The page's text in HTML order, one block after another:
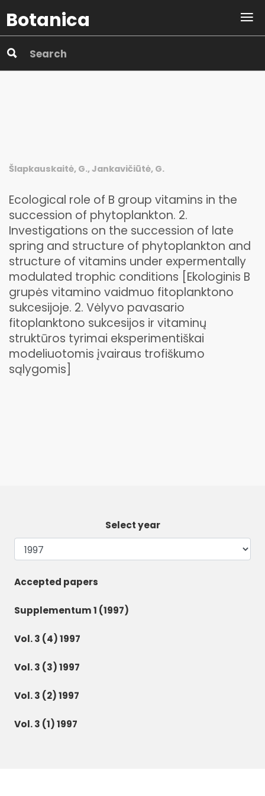
Botanica
Šlapkauskaitė, G., Jankavičiūtė, G.
Ecological role of B group vitamins in the
succession of phytoplankton. 2.
Investigations on the succession of late
spring and structure of phytoplankton and
structure of vitamins under expermentally
modulated trophic conditions [Ekologinis B
grupės vitamino vaidmuo fitoplanktono
sukcesijoje. 2. Vėlyvo pavasario
fitoplanktono sukcesijos ir vitaminų
struktūros tyrimai eksperimentiškai
modeliuotomis įvairaus trofiškumo
sąlygomis]
Select year
Accepted papers
Supplementum 1 (1997)
Vol. 3 (4) 1997
Vol. 3 (3) 1997
Vol. 3 (2) 1997
Vol. 3 (1) 1997